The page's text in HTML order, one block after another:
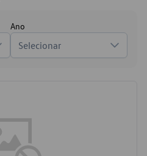
Ano
Selecionar